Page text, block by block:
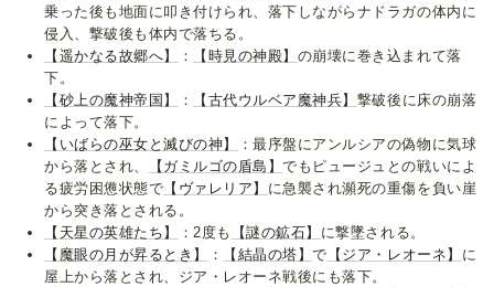
乗った後も地面に叩き付けられ、落下しながらナドラガの体内に
侵入、撃破後も体内で落ちる。
【遥かなる故郷へ】
： 【時見の神殿】 の崩壊に巻き込まれて落
下。
【砂上の魔神帝国】
： 【古代ウルベア魔神兵】 撃破後に床の崩落
によって落下。
【いばらの巫女と滅びの神】
：最序盤にアンルシアの偽物に気球
から落とされ、
【ガミルゴの盾島】でもピュージュとの戦いによ
る疲労困憊状態で 【ヴァレリア】 に急襲され瀕死の重傷を負い崖
から突き落とされる。
【天星の英雄たち】
：2度も 【謎の鉱石】 に撃墜される。
【魔眼の月が昇るとき】
： 【結晶の塔】で 【ジア・レオーネ】 に
屋上から落とされ、ジア・レオーネ戦後にも落下。